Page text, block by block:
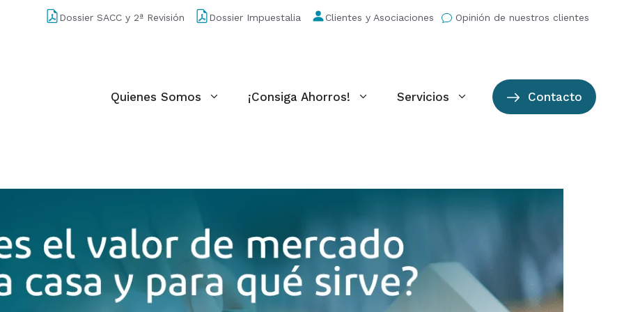
Dossier SACC y 2ª Revisión Dossier Impuestalia Clientes y Asociaciones Opinión de nuestros clientes
Quienes Somos ¡Consiga Ahorros! Servicios Contacto